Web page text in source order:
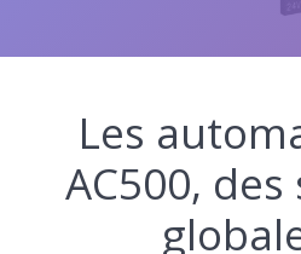
Les
AC500,